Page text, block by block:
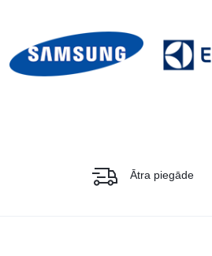
Ātra piegāde